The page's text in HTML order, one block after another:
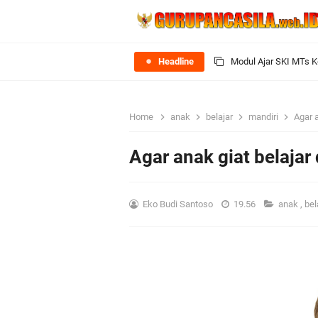
Headline Siap Mengajar
Modul Seni Rupa
Modul Matematika
Home anak belajar mandiri Agar
Agar anak giat belajar
Eko Budi Santoso 19.56 anak ,